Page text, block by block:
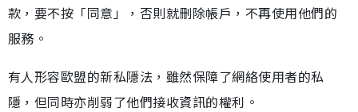
款，要不按「同意」，否則就刪除帳戶，不再使用他們的
服務。
有人形容歐盟的新私隱法，雖然保障了網絡使用者的私
隱，但同時亦削弱了他們接收資訊的權利。